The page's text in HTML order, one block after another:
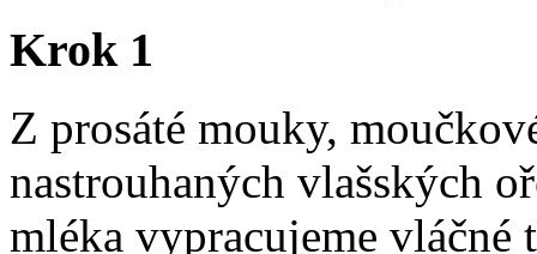
Krok 1
Z prosáté mouky,
nastrouhaných vlašských
mléka vypracujeme vláčné